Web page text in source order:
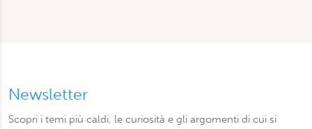
Newsletter
Scopri i temi più caldi, le curiosità e gli argomenti di cui si